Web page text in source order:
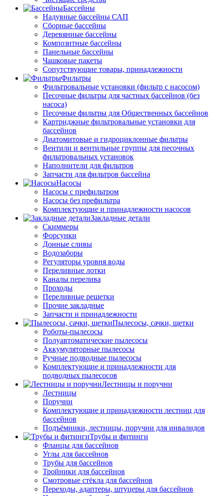
Бассейны
Надувные бассейны САП
Сборные бассейны
Деревянные бассейны
Композитные бассейны
Панельные бассейны
Чашковые пакеты
Сопутствующие товары, принадлежности
Фильтры
Фильтровальные установки (фильтр с насосом)
Песочные фильтры для частных бассейнов (без
насоса)
Песочные фильтры для Общественных бассейнов
Картриджные фильтровальные установки для
бассейнов
Диатомитовые и гидроциклонные фильтры
Вентили и вентильные группы для песочных
фильтровальных установок
Наполнители для фильтров
Запчасти для фильтров бассейна
Насосы
Насосы с префильтром
Насосы без префильтра
Комплектующие и принадлежности насосов
Закладные детали
Скиммеры
Форсунки
Донные сливы
Водозаборы
Регуляторы уровня воды
Переливные лотки
Каналы перелива
Проходы
Переливные решетки
Прочие закладные
Запчасти и принадлежности
Пылесосы, сачки, щетки
Роботы-пылесосы
Полуавтоматические пылесосы
Аккумуляторные пылесосы
Ручные подводные пылесосы
Комплектующие и принадлежности для
подводных пылесосов
Лестницы и поручни
Лестницы
Поручни
Комплектующие и принадлежности лестниц для
бассейнов
Подъёмники, лестницы, поручни для инвалидов
Трубы и фитинги
Фланцы для бассейнов
Углы для бассейнов
Трубы для бассейнов
Тройники для бассейнов
Смотровые стёкла для бассейнов
Переходы, адаптеры, штуцеры для бассейнов